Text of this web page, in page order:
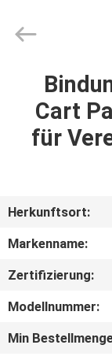
HAUS
PRODUKTE
UNS
AUSFLUG
Trading
Cart
für
Herkunftsort:
Markenname:
Zertifizierung:
Modellnummer:
Min